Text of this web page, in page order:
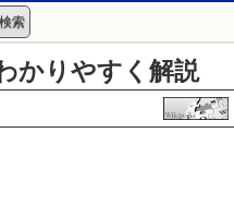
検索
かりやすく解説